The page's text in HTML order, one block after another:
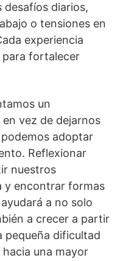
desafí­os diarios,
o tensiones en
experiencia
para fortalecer
un
vez de dejarnos
adoptar
Reflexionar
nuestros
y encontrar formas
a no solo
a crecer a partir
pequeña dificultad
una mayor